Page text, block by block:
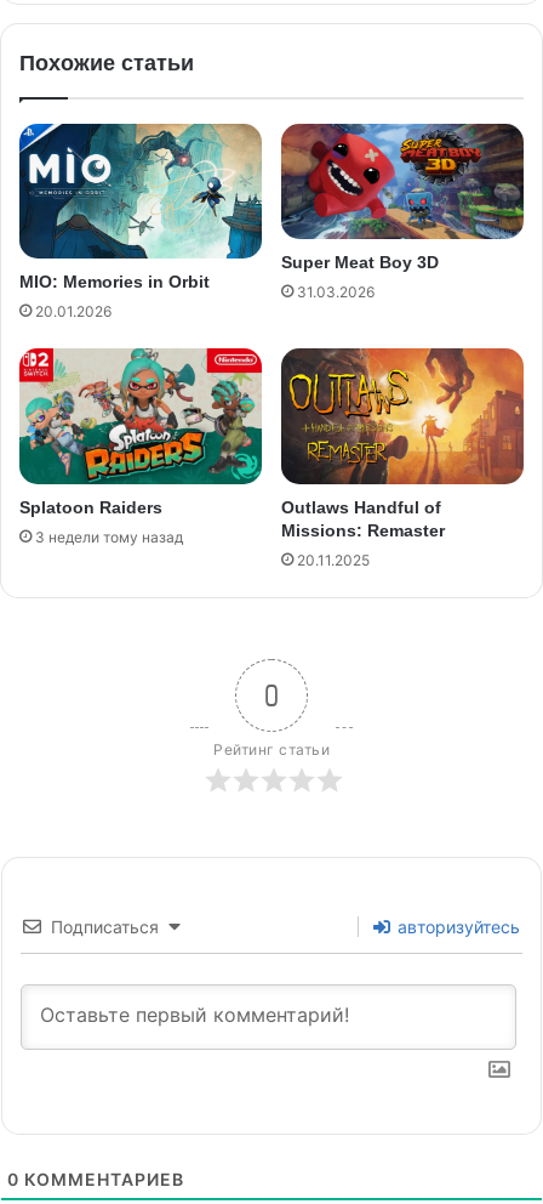
Похожие статьи
MIO: Memories in Orbit
20.01.2026
Super Meat Boy 3D
31.03.2026
Splatoon Raiders
3 недели тому назад
Outlaws Handful of
Missions: Remaster
20.11.2025
0
Рейтинг статьи
Подписаться авторизуйтесь
0 КОММЕНТАРИЕВ